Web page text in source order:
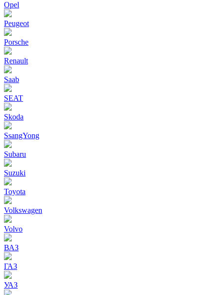
Opel
Peugeot
Porsche
Renault
Saab
SEAT
Skoda
SsangYong
Subaru
Suzuki
Toyota
Volkswagen
Volvo
ВАЗ
ГАЗ
УАЗ